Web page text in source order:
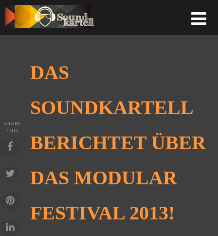
DAS
SOUNDKARTELL
BERICHTET ÜBER
DAS MODULAR
FESTIVAL 2013!
SHARE
THIS